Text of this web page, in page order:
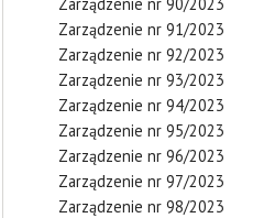
Zarządzenie nr 91/2023
Zarządzenie nr 92/2023
Zarządzenie nr 93/2023
Zarządzenie nr 94/2023
Zarządzenie nr 95/2023
Zarządzenie nr 96/2023
Zarządzenie nr 97/2023
Zarządzenie nr 98/2023